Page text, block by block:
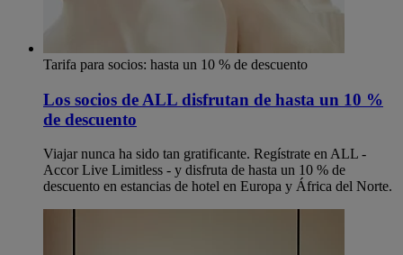
Tarifa para socios: hasta un 10 % de descuento
Los socios de ALL disfrutan de hasta un 10 %
de descuento
Viajar nunca ha sido tan gratificante. Regístrate en ALL -
Accor Live Limitless - y disfruta de hasta un 10 % de
descuento en estancias de hotel en Europa y África del Norte.